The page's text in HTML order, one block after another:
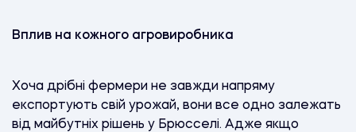
Вплив на кожного агровиробника
Хоча дрібні фермери не завжди напряму
експортують свій урожай, вони все одно залежать
від майбутніх рішень у Брюсселі. Адже якщо